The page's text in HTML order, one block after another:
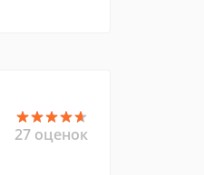
27 оценок